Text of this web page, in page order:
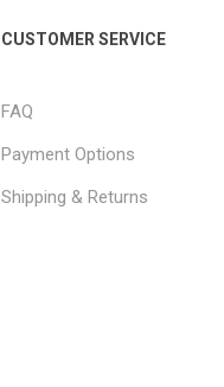
CUSTOMER SERVICE
FAQ
Payment Options
Shipping & Returns